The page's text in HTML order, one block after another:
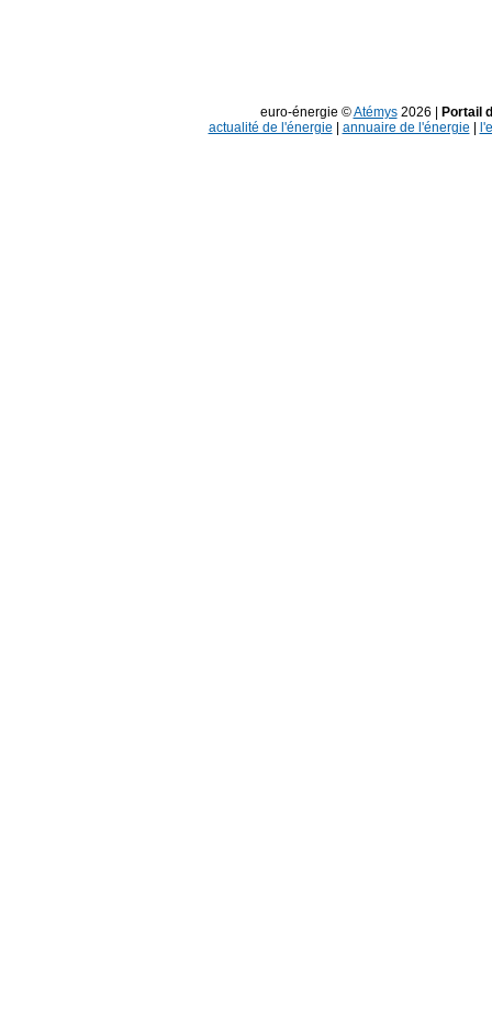
euro-énergie ©Atémys2026 |
Portail
actualité de l'énergie
annuaire de l'énergie